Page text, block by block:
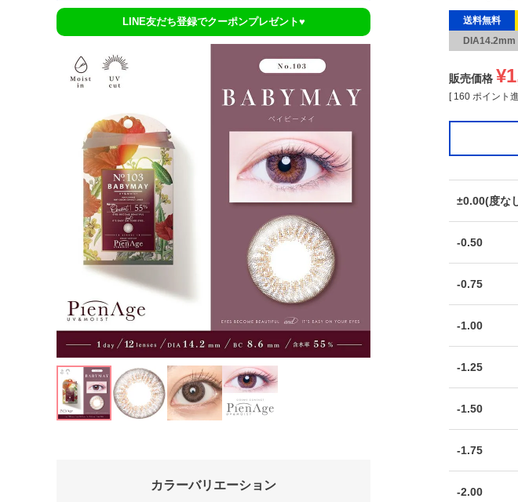
LINE友だち登録でクーポンプレゼント♥
カラーバリエーション
送料無料
DIA14.2mm
販売価格 ¥
[ 160 ポイント
±0.00(度な
-0.50
-0.75
-1.00
-1.25
-1.50
-1.75
-2.00